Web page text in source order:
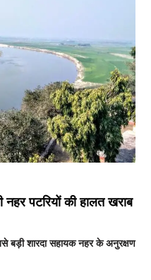
पटरियों की हालत खराब
बड़ी शारदा सहायक नहर के अनुरक्षण